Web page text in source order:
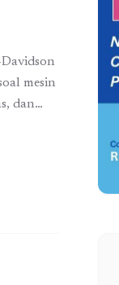
mesin
dan
di